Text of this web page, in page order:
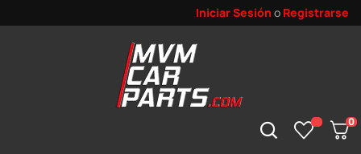
Iniciar Sesión o Registrarse
0